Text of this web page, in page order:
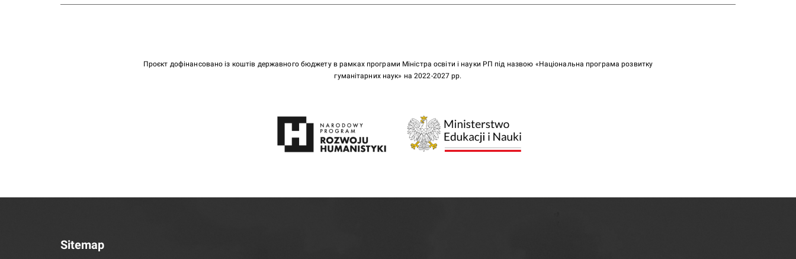
Проєкт дофінансовано із коштів державного бюджету в рамках програми Міністра освіти і науки РП під назвою «Національна програма розвитку
гуманітарних наук» на 2022-2027 рр.
Sitemap